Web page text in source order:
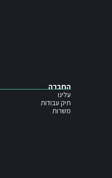
החברה
עלינו
תיק עבודות
משרות